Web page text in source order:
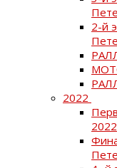
2-й
2022
2022